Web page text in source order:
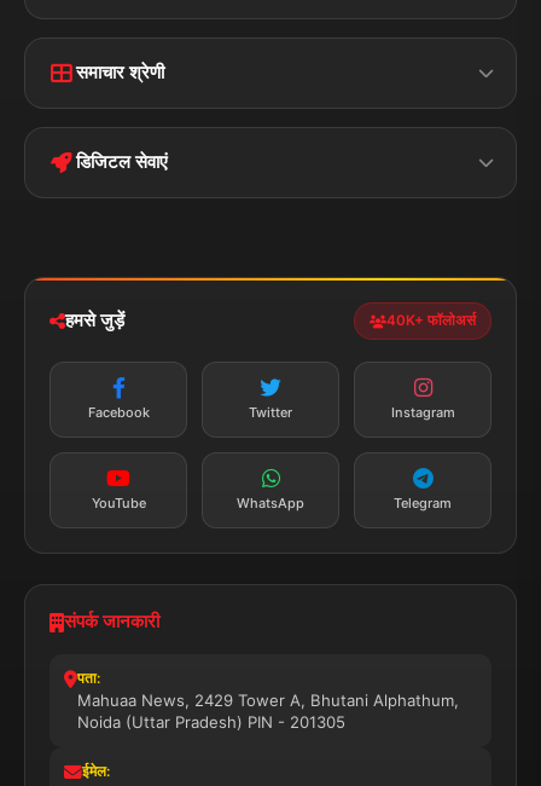
Disclaimer
Terms &
Privacy Policy
समाचार श्रेणी
पॉलिटिकल झारखण्ड
डिजिटल सेवाएं
न्यूज़ अलर्ट
सब्सक्राइब करें
हमसे जुड़ें 40K+ फॉलोअर्स
Facebook Twitter Instagram
YouTube WhatsApp Telegram
संपर्क जानकारी
पता:
Mahuaa News, 2429 Tower A, Bhutani Alphathum,
Noida (Uttar Pradesh) PIN - 201305
ईमेल: